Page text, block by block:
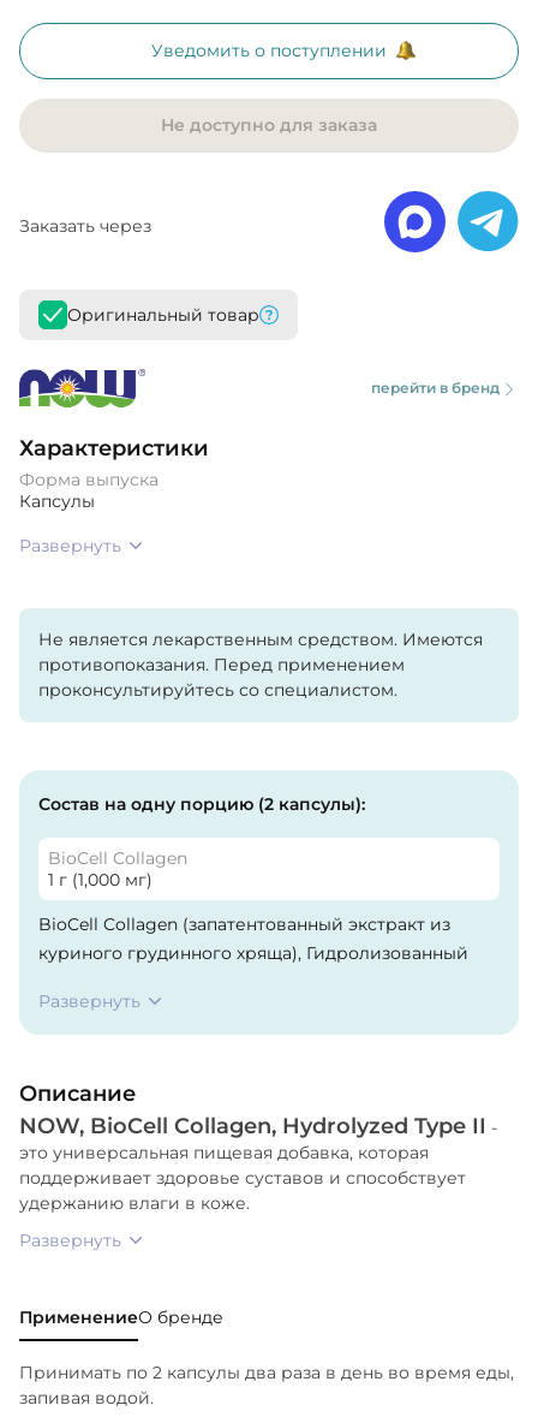
Уведомить о поступлении
Не доступно для заказа
Заказать через
Оригинальный товар
перейти в бренд
Характеристики
Форма выпуска
Капсулы
Развернуть
Не является лекарственным средством. Имеются
противопоказания. Перед применением
проконсультируйтесь со специалистом.
Состав на одну порцию (2 капсулы):
BioCell Collagen
1 г (1,000 мг)
BioCell Collagen (запатентованный экстракт из
куриного грудинного хряща), Гидролизованный
Гиалуроновая кислота. Гипромеллоза
(целлюлозная капсула), микрокристаллическая
источник) и диоксид кремния.
Развернуть
Описание
NOW, BioCell Collagen, Hydrolyzed Type II -
это универсальная пищевая добавка, которая
поддерживает здоровье суставов и способствует
удержанию влаги в коже.
Развернуть
ПрименениеО бренде
Принимать по 2 капсулы два раза в день во время еды,
запивая водой.